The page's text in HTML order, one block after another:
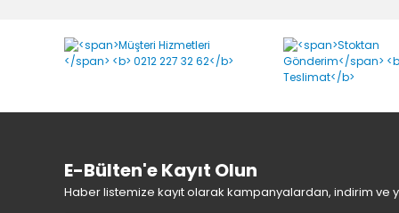
E-Bülten'e Kayıt Olun
Haber listemize kayıt olarak kampanyalardan, indirim ve